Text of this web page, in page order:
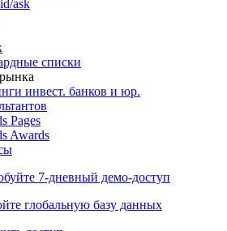
ask
списки
инвест. банков и юр.
Pages
Awards
7-дневный демо-доступ
глобальную базу данных